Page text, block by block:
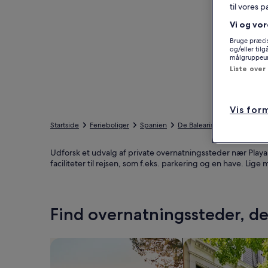
Startside Ferieboliger Spanien De Baleariske Øer
Udforsk et udvalg af private overnatningssteder nær
faciliteter til rejsen, som f.eks. parkering og en have.
Find overnatningssteder,
Søg efter
til vores
Vi og
Bruge
og/eller
Liste
Vis